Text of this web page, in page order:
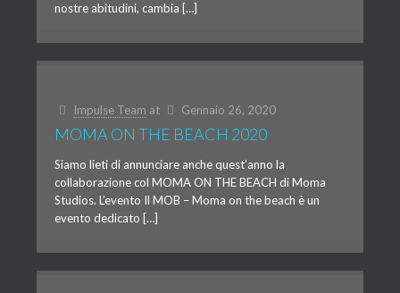
nostre abitudini, cambia […]
Impulse Team at Gennaio 26, 2020
MOMA ON THE BEACH 2020
Siamo lieti di annunciare anche quest’anno la
collaborazione col MOMA ON THE BEACH di Moma
Studios. L’evento Il MOB – Moma on the beach è un
evento dedicato […]